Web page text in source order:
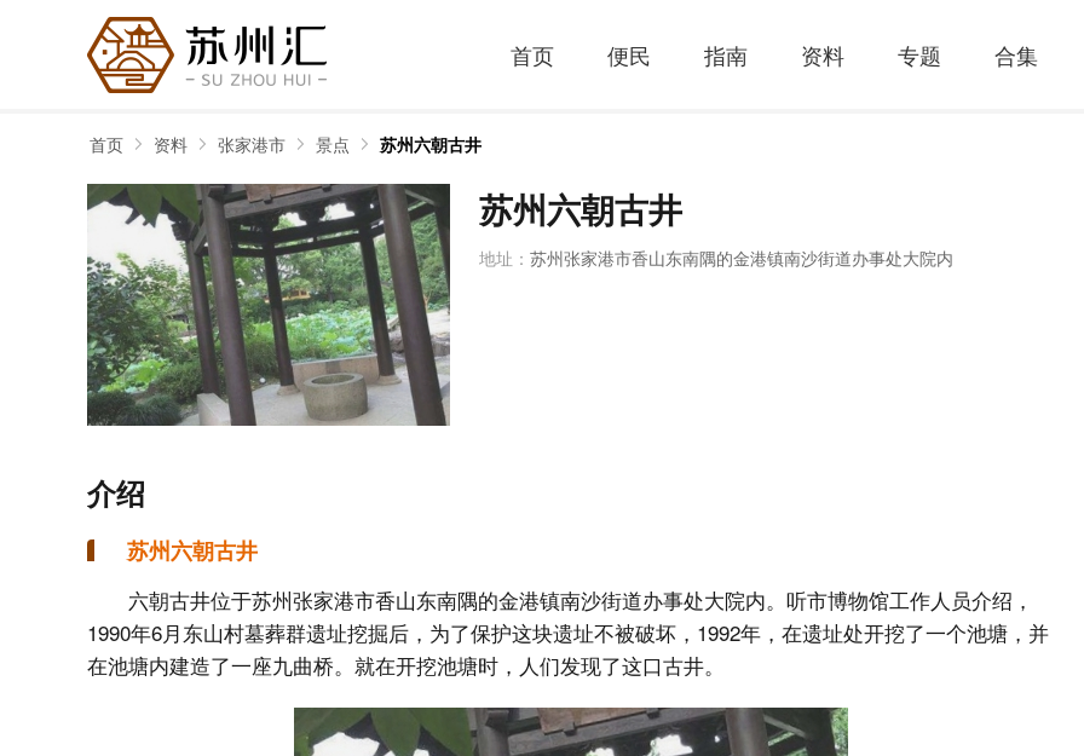
首页 便民 指南 资料 专题 合集
首页 资料 张家港市 景点 苏州六朝古井
苏州六朝古井
地址： 苏州张家港市香山东南隅的金港镇南沙街道办事处大院内
介绍
苏州六朝古井
六朝古井位于苏州张家港市香山东南隅的金港镇南沙街道办事处大院内。听市博物馆工作人员介绍，
1990年6月东山村墓葬群遗址挖掘后，为了保护这块遗址不被破坏，1992年，在遗址处开挖了一个池塘，并
在池塘内建造了一座九曲桥。就在开挖池塘时，人们发现了这口古井。